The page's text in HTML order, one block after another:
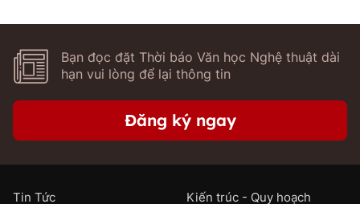
Bạn đọc đặt Thời báo Văn học Nghệ thuật dài
hạn vui lòng để lại thông tin
Đăng ký ngay
Tin Tức
Kiến trúc - Quy hoạch